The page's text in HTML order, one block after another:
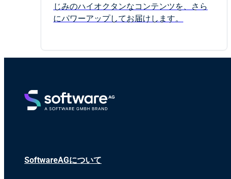
じみのハイオクタンなコンテンツを、さら
にパワーアップしてお届けします。
SoftwareAGについて